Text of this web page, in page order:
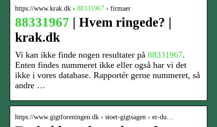
https://www.krak.dk › 88331967 › firmaer
88331967 | Hvem ringede? |
krak.dk
Vi kan ikke finde nogen resultater på 88331967.
Enten findes nummeret ikke eller også har vi det
ikke i vores database. Rapportér gerne nummeret, så
andre …
https://www.gigtforeningen.dk › stoet-gigtsagen › er-du…